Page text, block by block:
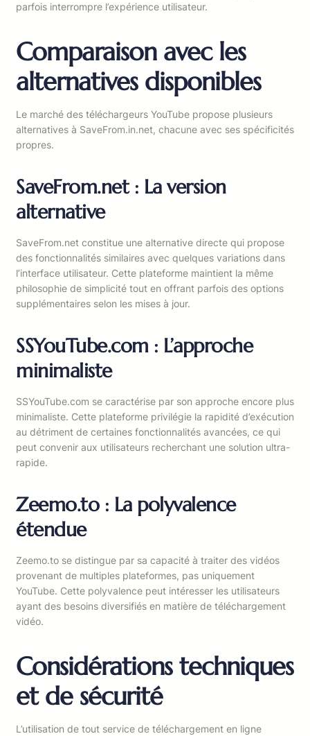
parfois interrompre l’expérience utilisateur.
Comparaison avec les
alternatives disponibles
Le marché des téléchargeurs YouTube propose plusieurs
alternatives à SaveFrom.in.net, chacune avec ses spécificités
propres.
SaveFrom.net : La version
alternative
SaveFrom.net constitue une alternative directe qui propose
des fonctionnalités similaires avec quelques variations dans
l’interface utilisateur. Cette plateforme maintient la même
philosophie de simplicité tout en offrant parfois des options
supplémentaires selon les mises à jour.
SSYouTube.com : L’approche
minimaliste
SSYouTube.com se caractérise par son approche encore plus
minimaliste. Cette plateforme privilégie la rapidité d’exécution
au détriment de certaines fonctionnalités avancées, ce qui
peut convenir aux utilisateurs recherchant une solution ultra-
rapide.
Zeemo.to : La polyvalence
étendue
Zeemo.to se distingue par sa capacité à traiter des vidéos
provenant de multiples plateformes, pas uniquement
YouTube. Cette polyvalence peut intéresser les utilisateurs
ayant des besoins diversifiés en matière de téléchargement
vidéo.
Considérations techniques
et de sécurité
L’utilisation de tout service de téléchargement en ligne